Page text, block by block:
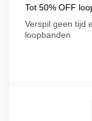
Tot 50% OFF
Verspil geen tijd
loopbanden